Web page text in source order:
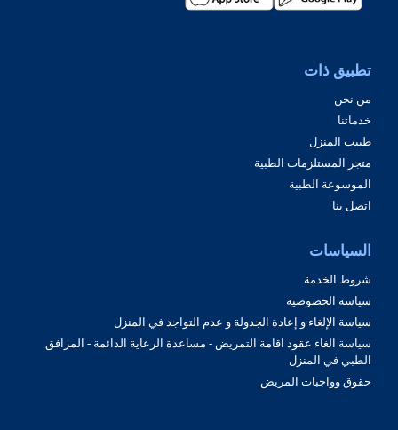
تطبيق ذات
من نحن
خدماتنا
طبيب المنزل
متجر المستلزمات الطبية
الموسوعة الطبية
اتصل بنا
السياسات
شروط الخدمة
سياسة الخصوصية
سياسة الإلغاء و إعادة الجدولة و عدم التواجد في المنزل
سياسة الغاء عقود اقامة التمريض - مساعدة الرعاية الدائمة - المرافق
الطبي في المنزل
حقوق وواجبات المريض